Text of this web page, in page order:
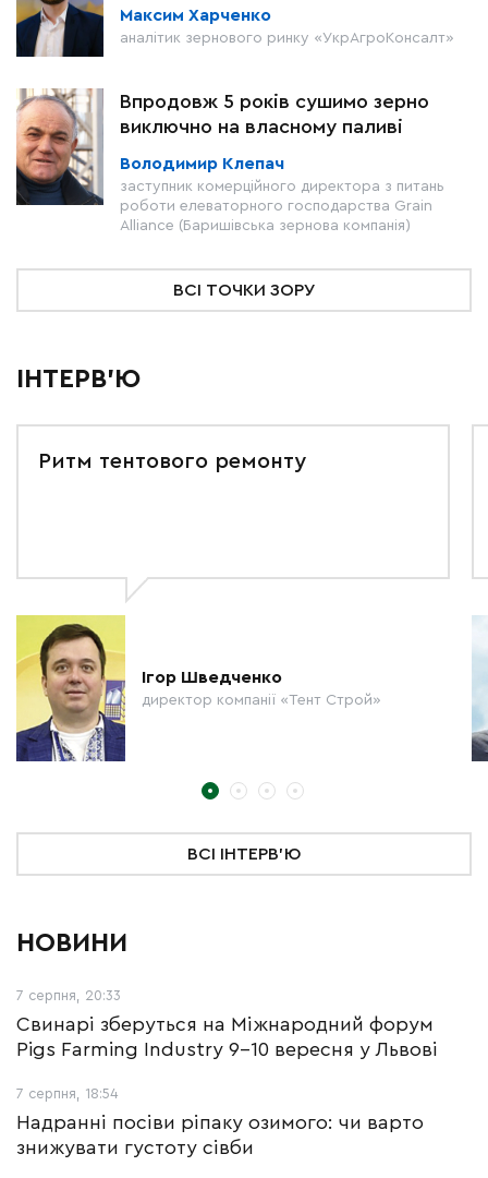
Максим Харченко
аналітик зернового ринку «УкрАгроКонсалт»
Впродовж 5 років сушимо зерно
виключно на власному паливі
Володимир Клепач
заступник комерційного директора з питань
роботи елеваторного господарства Grain
Alliance (Баришівська зернова компанія)
ВСІ ТОЧКИ ЗОРУ
ІНТЕРВ'Ю
Ритм тентового ремонту
Ігор Шведченко
директор компанії «Тент Строй»
ВСІ ІНТЕРВ'Ю
НОВИНИ
7 серпня, 20:33
Свинарі зберуться на Міжнародний форум
Pigs Farming Industry 9-10 вересня у Львові
7 серпня, 18:54
Надранні посіви ріпаку озимого: чи варто
знижувати густоту сівби